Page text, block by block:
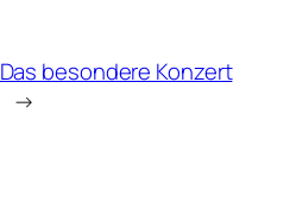
Das besondere Konzert
→